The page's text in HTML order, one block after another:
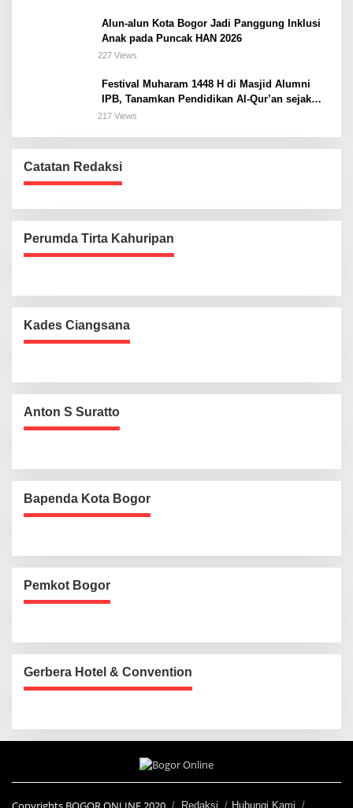
Alun-alun Kota Bogor Jadi Panggung Inklusi
Anak pada Puncak HAN 2026
227 Views
Festival Muharam 1448 H di Masjid Alumni
IPB, Tanamkan Pendidikan Al-Qur’an sejak
Dini dan Siapkan Generasi Islami
217 Views
Catatan Redaksi
Perumda Tirta Kahuripan
Kades Ciangsana
Anton S Suratto
Bapenda Kota Bogor
Pemkot Bogor
Gerbera Hotel & Convention
Redaksi Hubungi Kami